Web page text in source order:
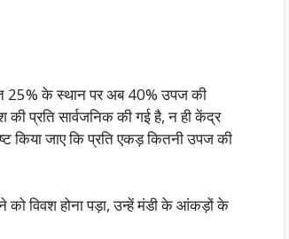
25% के स्थान पर अब 40% उपज की
प्रति सार्वजनिक की गई है, न ही केंद्र
किया जाए कि प्रति एकड़ कितनी उपज की
को विवश होना पड़ा, उन्हें मंडी के आंकड़ों के